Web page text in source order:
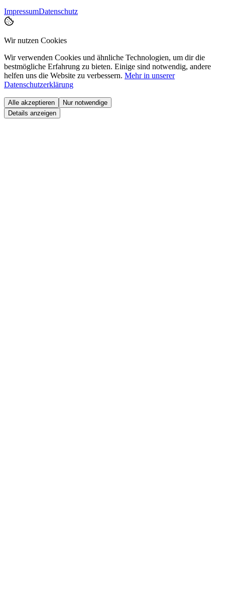
ImpressumDatenschutz
Wir nutzen Cookies
Wir verwenden Cookies und ähnliche Technologien, um dir die
bestmögliche Erfahrung zu bieten. Einige sind notwendig, andere
helfen uns die Website zu verbessern. Mehr in unserer
Datenschutzerklärung
Alle akzeptieren
Nur notwendige
Details anzeigen